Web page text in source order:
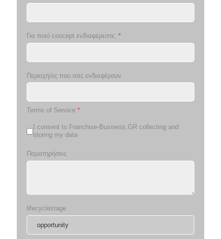
Για ποιό concept ενδιαφέρεστε; *
Περιοχή/ες που σας ενδιαφέρουν
Terms of Service *
I consent to Franchise-Business.GR collecting and
storing my data
Παρατηρήσεις
lifecyclestage